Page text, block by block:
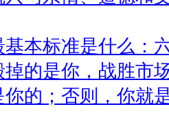
本标准是什么：
的是你，战胜市
的；否则，你就